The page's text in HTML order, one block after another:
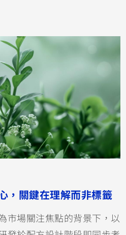
，關鍵在理解而非標籤
市場關注焦點的背景下，以